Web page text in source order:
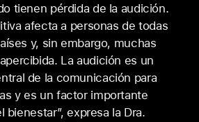
tienen pérdida de la audición.
afecta a personas de todas
y, sin embargo, muchas
La audición es un
de la comunicación para
y es un factor importante
bienestar”, expresa la Dra.